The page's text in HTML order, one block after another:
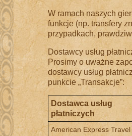
W ramach naszych
funkcje (np. transfery
przypadkach,
Dostawcy usług
Prosimy o uważne
dostawcy usług
punkcie „Transakcje”:
Dostawca usług
płatniczych
American Express Travel